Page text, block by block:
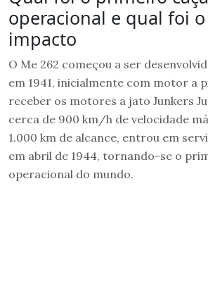
operacional e qual foi o
impacto
O Me 262 começou a ser
em 1941, inicialmente com motor a
receber os motores a jato Junkers
cerca de 900 km/h de velocidade
1.000 km de alcance, entrou em
em abril de 1944, tornando-se o
operacional do mundo.